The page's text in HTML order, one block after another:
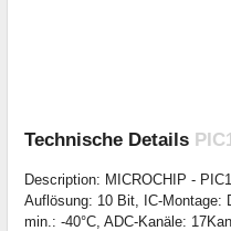
Technische Details
Description: MICROCHIP -
Auflösung: 10 Bit, IC-Montage:
min.: -40°C, ADC-Kanäle: